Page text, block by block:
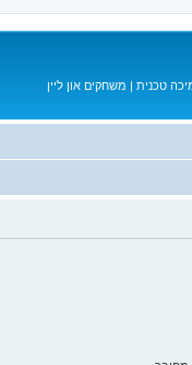
טכנית | משחקים און ליין